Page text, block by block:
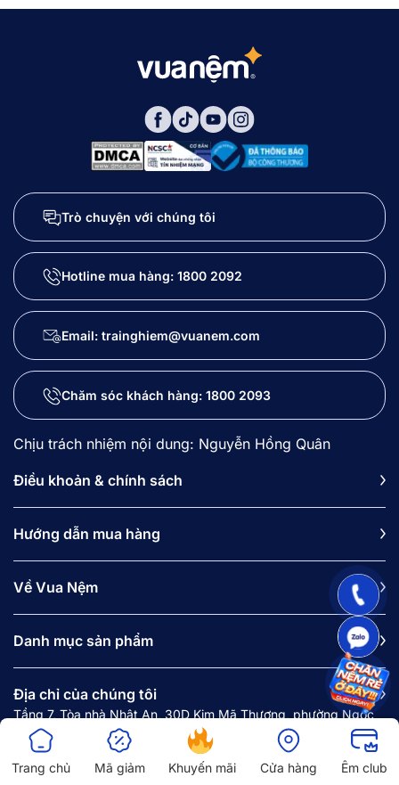
Trang chủ Mã giảm Khuyến mãi Cửa hàng Êm club
Trò chuyện với chúng tôi
Hotline mua hàng: 1800 2092
Email: trainghiem@vuanem.com
Chăm sóc khách hàng: 1800 2093
Chịu trách nhiệm nội dung: Nguyễn Hồng Quân
Điều khoản & chính sách
Hướng dẫn mua hàng
Về Vua Nệm
Danh mục sản phẩm
Địa chỉ của chúng tôi
Tầng 7, Tòa nhà Nhật An, 30D Kim Mã Thượng, phường Ngọc
Hà, Hà Nội.
Văn phòng HN: Tầng 2, Tòa nhà Ocean Park, Số 1 Đào Duy